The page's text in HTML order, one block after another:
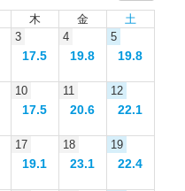
木 金
土
3
17.5
4
19.8
5
19.8
10
17.5
11
20.6
12
22.1
17
19.1
18
23.1
19
22.4